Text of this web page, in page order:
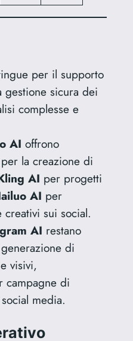
per il supporto
sicura dei
complesse e
AI offrono
la creazione di
AI per progetti
AI per
sui social.
AI restano
di
visivi,
campagne di
media.